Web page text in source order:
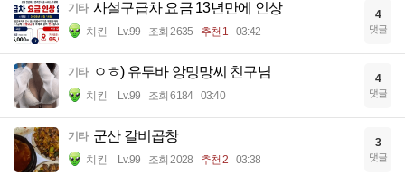
기타 사설구급차 요금 13년만에 인상
치킨 Lv.99 조회 2635 추천 1 03:42
4
댓글
기타 ㅇㅎ) 유투바 앙밍망씨 친구님
치킨 Lv.99 조회 6184 03:40
4
댓글
기타 군산 갈비곱창
치킨 Lv.99 조회 2028 추천 2 03:38
3
댓글